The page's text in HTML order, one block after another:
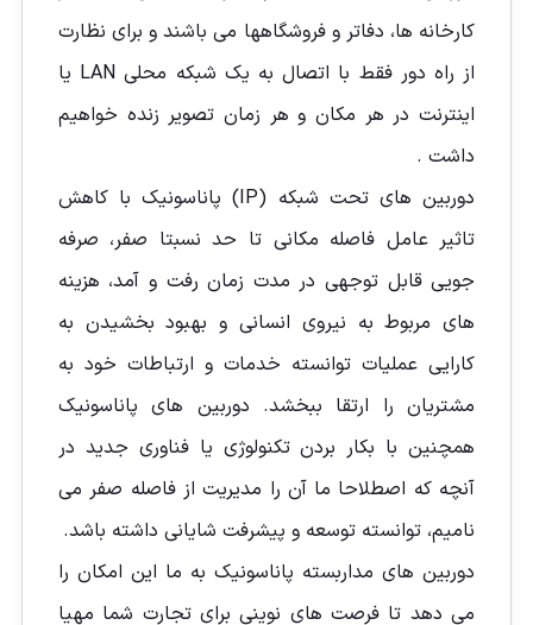
کارخانه ها، دفاتر و فروشگاهها می باشند و برای نظارت
از راه دور فقط با اتصال به یک شبکه محلی LAN یا
اینترنت در هر مکان و هر زمان تصویر زنده خواهيم
داشت .
دوربین های تحت شبکه (IP) پاناسونیک با کاهش
تاثیر عامل فاصله مکانی تا حد نسبتا صفر، صرفه
جویی قابل توجهی در مدت زمان رفت و آمد، هزینه
های مربوط به نیروی انسانی و بهبود بخشیدن به
کارایی عملیات توانسته خدمات و ارتباطات خود به
مشتریان را ارتقا ببخشد. دوربین های پاناسونیک
همچنین با بکار بردن تکنولوژی یا فناوری جدید در
آنچه که اصطلاحا ما آن را مدیریت از فاصله صفر می
نامیم، توانسته توسعه و پیشرفت شایانی داشته باشد.
دوربین های مداربسته پاناسونیک به ما این امکان را
می دهد تا فرصت های نوینی برای تجارت شما مهیا